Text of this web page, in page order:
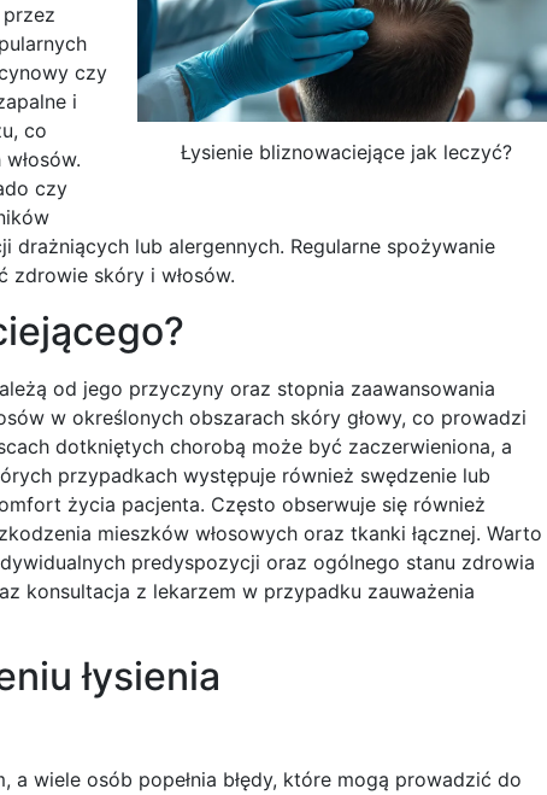
Łysienie bliznowaciejące jak leczyć?
czy
i
co
czy
lub alergennych. Regularne spożywanie
zdrowie skóry i włosów.
od jego przyczyny oraz stopnia zaawansowania
w określonych obszarach skóry głowy, co prowadzi
dotkniętych chorobą może być zaczerwieniona, a
przypadkach występuje również swędzenie lub
życia pacjenta. Często obserwuje się również
mieszków włosowych oraz tkanki łącznej. Warto
predyspozycji oraz ogólnego stanu zdrowia
konsultacja z lekarzem w przypadku zauważenia
łysienia
a wiele osób popełnia błędy, które mogą prowadzić do